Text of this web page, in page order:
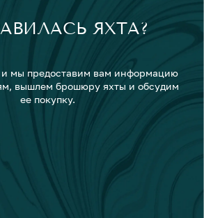
ЯХТА?
и мы предоставим вам информацию
вышлем брошюру яхты и обсудим
ее покупку.